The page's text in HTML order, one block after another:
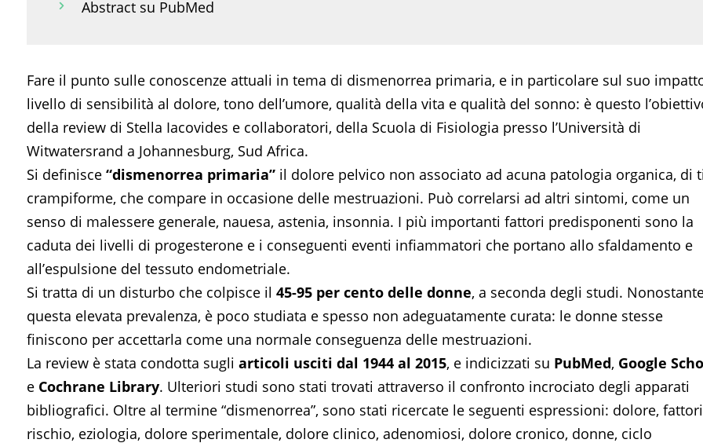
Abstract su PubMed
Fare il punto sulle conoscenze attuali in tema di dismenorrea primaria, e in particolare sul suo
livello di sensibilità al dolore, tono dell’umore, qualità della vita e qualità del sonno: è questo
della review di Stella Iacovides e collaboratori, della Scuola di Fisiologia presso l’Università di
Witwatersrand a Johannesburg, Sud Africa.
Si definisce “dismenorrea primaria”il dolore pelvico non associato ad acuna patologia organica, di
crampiforme, che compare in occasione delle mestruazioni. Può correlarsi ad altri sintomi, come un
senso di malessere generale, nauesa, astenia, insonnia. I più importanti fattori predisponenti sono la
caduta dei livelli di progesterone e i conseguenti eventi infiammatori che portano allo sfaldamento e
all’espulsione del tessuto endometriale.
Si tratta di un disturbo che colpisce il 45-95 per cento delle donne, a seconda degli studi.
questa elevata prevalenza, è poco studiata e spesso non adeguatamente curata: le donne stesse
finiscono per accettarla come una normale conseguenza delle mestruazioni.
La review è stata condotta sugli articoli usciti dal 1944 al 2015, e indicizzati su PubMed, Google
e Cochrane Library. Ulteriori studi sono stati trovati attraverso il confronto incrociato degli apparati
bibliografici. Oltre al termine “dismenorrea”, sono stati ricercate le seguenti espressioni: dolore,
rischio, eziologia, dolore sperimentale, dolore clinico, adenomiosi, dolore cronico, donne, ciclo